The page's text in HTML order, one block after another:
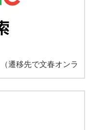
（遷移先で文春オンラ